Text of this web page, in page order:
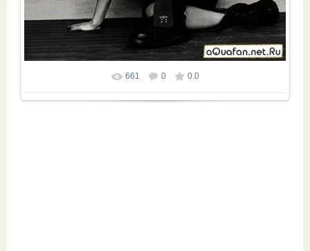
661 0 0.0